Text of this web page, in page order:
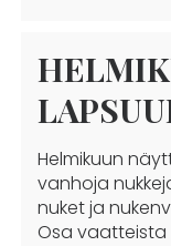
Helmikuun
vanhoja
nuket ja
Osa vaatteista